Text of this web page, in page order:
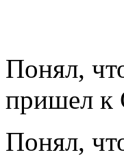
Понял,
пришел к
Понял,